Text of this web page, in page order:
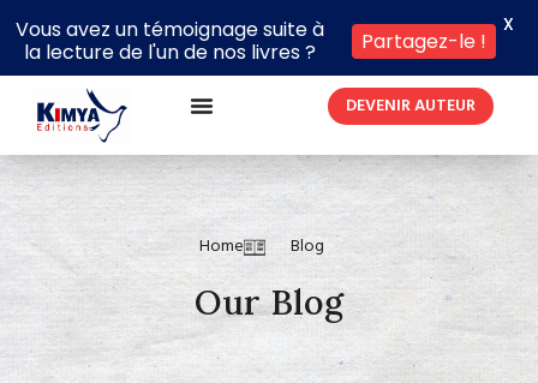
DEVENIR AUTEUR
Home Blog
Our Blog
Vous avez un témoignage suite à
la lecture de l'un de nos livres ?
Partagez-le !
X